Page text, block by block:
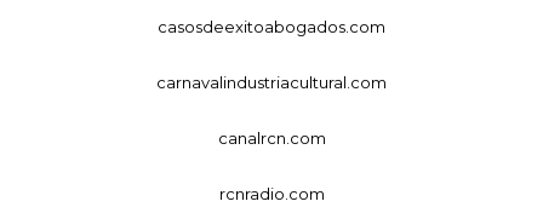
casosdeexitoabogados.com
carnavalindustriacultural.com
canalrcn.com
rcnradio.com